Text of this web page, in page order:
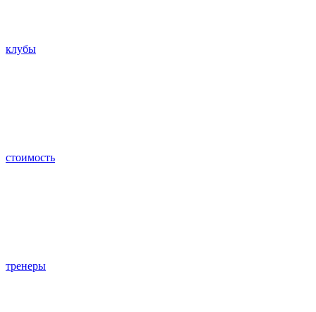
клубы
стоимость
тренеры